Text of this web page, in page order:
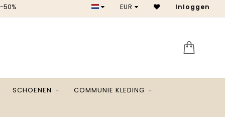
50% SALE
EUR Inloggen
SCHOENEN COMMUNIE KLEDING